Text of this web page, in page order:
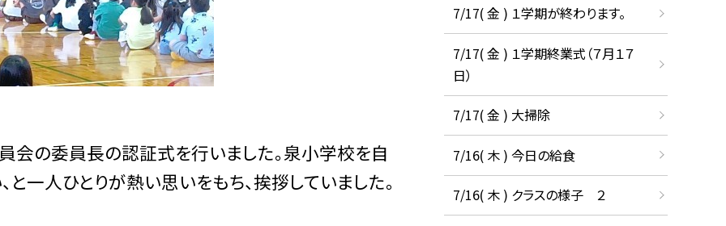
会の委員長の認証式を行いました。泉小学校を自
一人ひとりが熱い思いをもち、挨拶していました。
7/17( 金 ) １学期が終わります。
7/17( 金 ) １学期終業式（７月１７
日）
7/17( 金 ) 大掃除
7/16( 木 ) 今日の給食
7/16( 木 ) クラスの様子 ２